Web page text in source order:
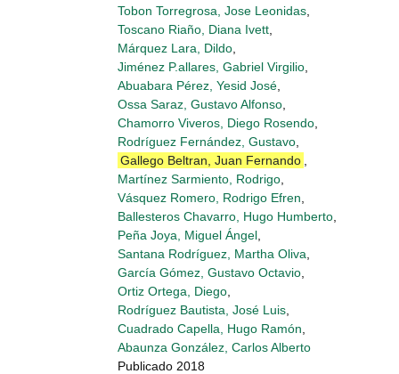
Tobon Torregrosa, Jose Leonidas
Toscano Riaño, Diana Ivett
Márquez Lara, Dildo
Jiménez P.allares, Gabriel Virgilio
Abuabara Pérez, Yesid José
Ossa Saraz, Gustavo Alfonso
Chamorro Viveros, Diego Rosendo
Rodríguez Fernández, Gustavo
Gallego Beltran, Juan Fernando
Martínez Sarmiento, Rodrigo
Vásquez Romero, Rodrigo Efren
Ballesteros Chavarro, Hugo Humberto
Peña Joya, Miguel Ángel
Santana Rodríguez, Martha Oliva
García Gómez, Gustavo Octavio
Ortiz Ortega, Diego
Rodríguez Bautista, José Luis
Cuadrado Capella, Hugo Ramón
Abaunza González, Carlos Alberto
Publicado 2018